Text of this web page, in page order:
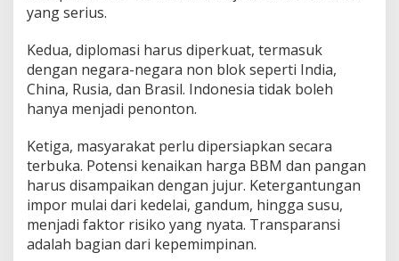
yang serius.
Kedua, diplomasi harus diperkuat, termasuk
dengan negara-negara non blok seperti India,
China, Rusia, dan Brasil. Indonesia tidak boleh
hanya menjadi penonton.
Ketiga, masyarakat perlu dipersiapkan secara
terbuka. Potensi kenaikan harga BBM dan pangan
harus disampaikan dengan jujur. Ketergantungan
impor mulai dari kedelai, gandum, hingga susu,
menjadi faktor risiko yang nyata. Transparansi
adalah bagian dari kepemimpinan.